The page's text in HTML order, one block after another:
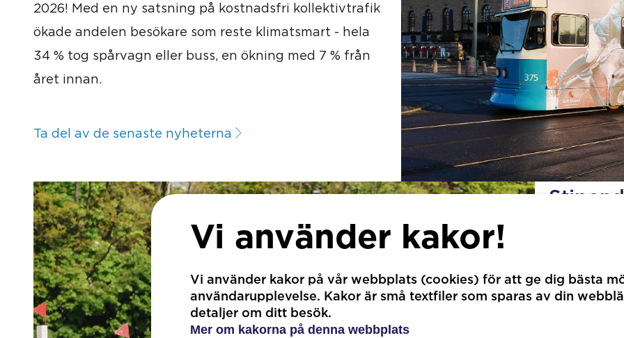
2026! Med en ny satsning på kostnadsfri kollektivtrafik
ökade andelen besökare som reste klimatsmart - hela
34 % tog spårvagn eller buss, en ökning med 7 % från
året innan.
Ta del av de senaste nyheterna
toppen.
på glänt
Vi använder kakor!
Vi använder kakor på vår webbplats (cookies) för att ge dig bästa
användarupplevelse. Kakor är små textfiler som sparas av din
detaljer om ditt besök.
Mer om kakorna på denna webbplats